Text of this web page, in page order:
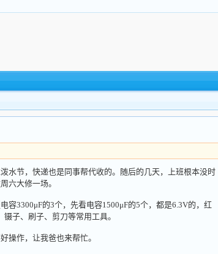
水节，快递也是同事帮代收的。随后的几天，上班根本没时
六大修一场。
容3300μF的3个，先看电容1500μF的5个，都是6.3V的，红
子、刷子、剪刀等常用工具。
操作，让我爸也来帮忙。